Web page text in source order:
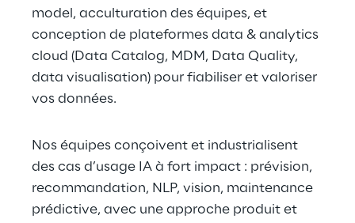
model, acculturation des équipes, et
conception de plateformes data & analytics
cloud (Data Catalog, MDM, Data Quality,
data visualisation) pour fiabiliser et valoriser
vos données.
Nos équipes conçoivent et industrialisent
des cas d’usage IA à fort impact : prévision,
recommandation, NLP, vision, maintenance
prédictive, avec une approche produit et